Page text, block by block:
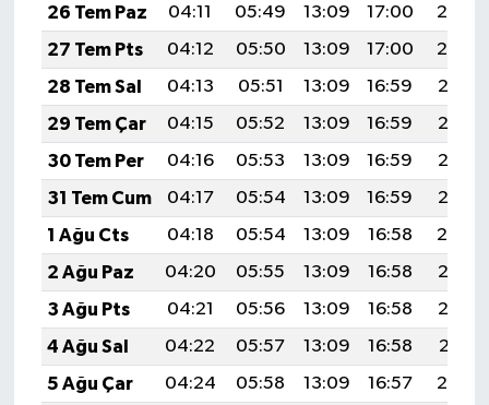
26 Tem Paz
04:11 05:49 13:09 17:00
20:19
27 Tem Pts
04:12 05:50 13:09 17:00
20:19
28 Tem Sal
04:13 05:51 13:09 16:59
20:18
29 Tem Çar
04:15 05:52 13:09 16:59
20:17
30 Tem Per
04:16 05:53 13:09 16:59
20:16
31 Tem Cum
04:17 05:54 13:09 16:59
20:15
1 Ağu Cts
04:18 05:54 13:09 16:58
20:14
2 Ağu Paz
04:20 05:55 13:09 16:58
20:13
3 Ağu Pts
04:21 05:56 13:09 16:58
20:12
4 Ağu Sal
04:22 05:57 13:09 16:58
20:11
5 Ağu Çar
04:24 05:58 13:09 16:57
20:10